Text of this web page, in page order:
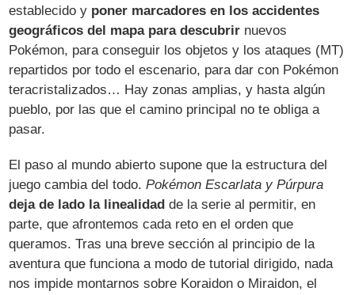
establecido y poner marcadores en los accidentes
geográficos del mapa para descubrir nuevos
Pokémon, para conseguir los objetos y los ataques (MT)
repartidos por todo el escenario, para dar con Pokémon
teracristalizados… Hay zonas amplias, y hasta algún
pueblo, por las que el camino principal no te obliga a
pasar.
El paso al mundo abierto supone que la estructura del
juego cambia del todo.Pokémon Escarlata y Púrpura
deja de lado la linealidad de la serie al permitir, en
parte, que afrontemos cada reto en el orden que
queramos. Tras una breve sección al principio de la
aventura que funciona a modo de tutorial dirigido, nada
nos impide montarnos sobre Koraidon o Miraidon, el